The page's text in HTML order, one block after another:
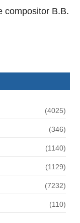
compositor B.B.
(4025)
(346)
(1140)
(1129)
(7232)
(110)